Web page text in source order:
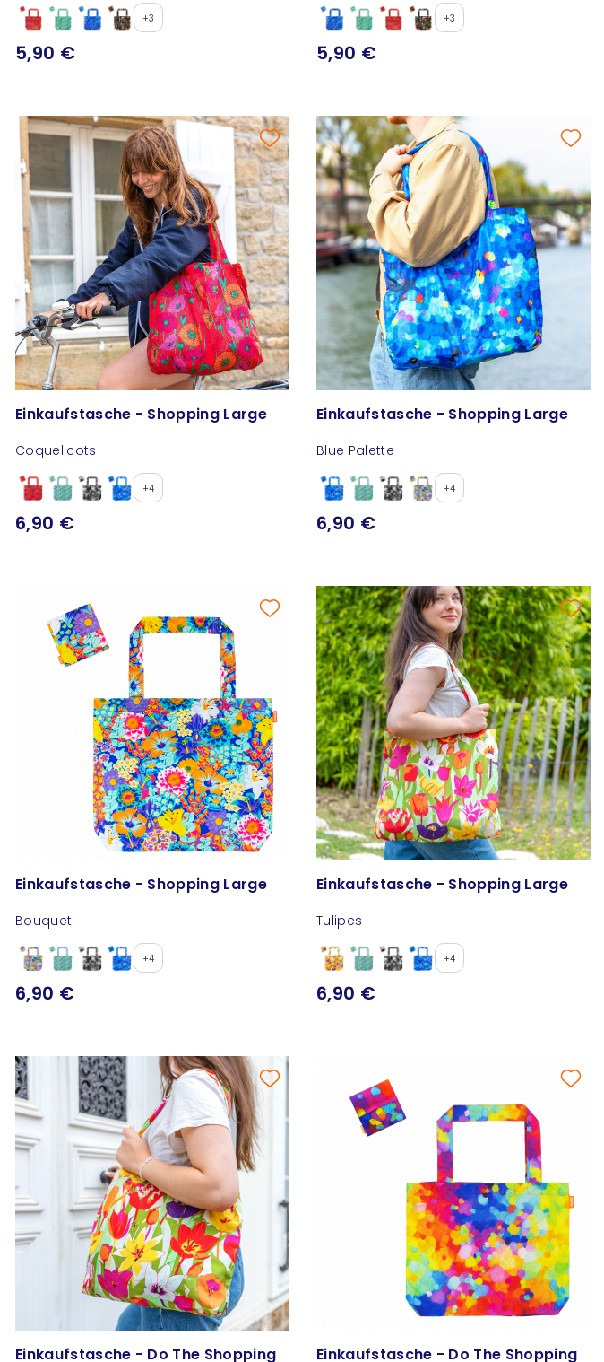
+3
5,90 €
+3
5,90 €
Einkaufstasche - Shopping Large
Coquelicots
+4
6,90 €
Einkaufstasche - Shopping Large
Blue Palette
+4
6,90 €
Einkaufstasche - Shopping Large
Bouquet
+4
6,90 €
Einkaufstasche - Shopping Large
Tulipes
+4
6,90 €
Einkaufstasche - Do The Shopping Einkaufstasche - Do The Shopping